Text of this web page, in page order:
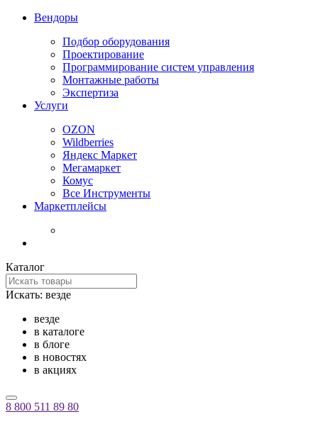
Вендоры
Подбор оборудования
Проектирование
Программирование систем управления
Монтажные работы
Экспертиза
Услуги
OZON
Wildberries
Яндекс Маркет
Мегамаркет
Комус
Все Инструменты
Маркетплейсы
Каталог
Искать: везде
везде
в каталоге
в блоге
в новостях
в акциях
8 800 511 89 80